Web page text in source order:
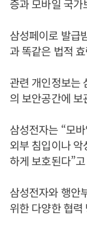
증과 모바일 국
삼성페이로 발급
과 똑같은 법적
관련 개인정보는
의 보안공간에 보
삼성전자는 “모
외부 침입이나
하게 보호된다”
삼성전자와 행안
위한 다양한 협